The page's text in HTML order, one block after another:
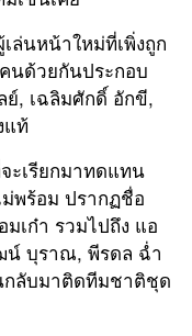
ล่นหน้าใหม่ที่เพิ่งถูก
นด้วยกันประกอบ
ย์, เฉลิมศักดิ์ อักขี,
แท้
ะเรียกมาทดแทน
พร้อม ปรากฏชื่อ
เก๋า รวมไปถึง แอ
น์ บุราณ, พีรดล ฉ่ำ
กลับมาติดทีมชาติชุด